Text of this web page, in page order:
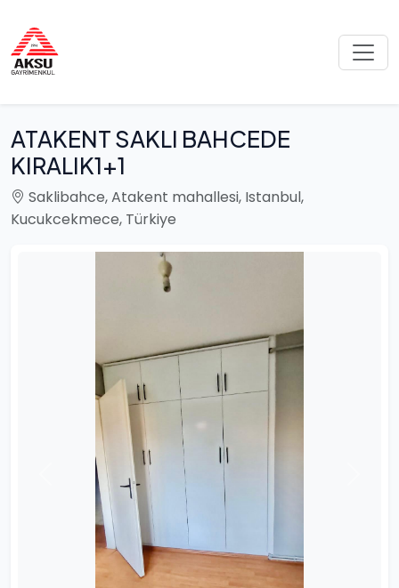
ATAKENT SAKLI BAHCEDE
KIRALIK1+1
Saklibahce, Atakent mahallesi, Istanbul,
Kucukcekmece, Türkiye